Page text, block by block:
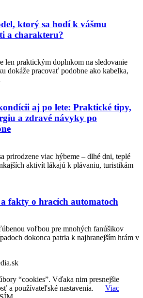
ktorý sa hodí k vášmu
a charakteru?
len praktickým doplnkom na sledovanie
dokáže pracovať podobne ako kabelka,
aj po lete: Praktické tipy,
a zdravé návyky po
prirodzene viac hýbeme – dlhé dni, teplé
aktivít lákajú k plávaniu, turistikám
fakty o hracích automatoch
voľbou pre mnohých fanúšikov
dokonca patria k najhranejším hrám v
“cookies”. Vďaka nim presnejšie
a používateľské nastavenia.
Viac